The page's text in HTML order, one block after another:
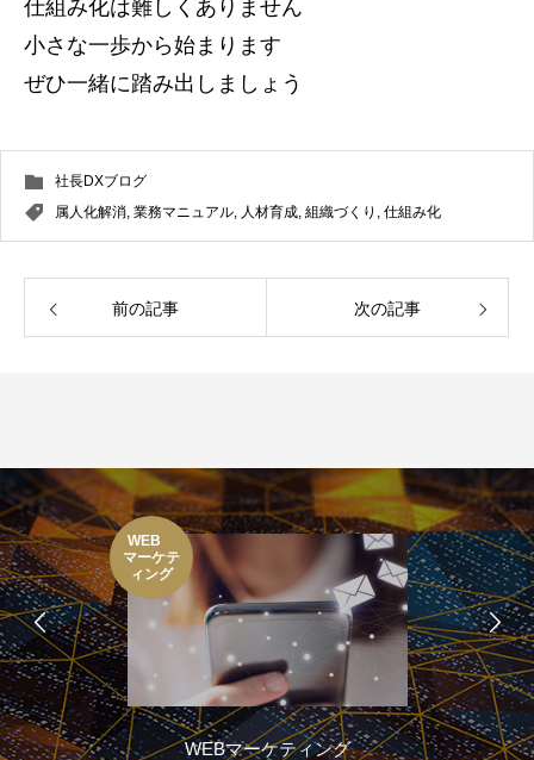
仕組み化は難しくありません
小さな一歩から始まります
ぜひ一緒に踏み出しましょう
社長DXブログ
属人化解消, 業務マニュアル, 人材育成, 組織づくり , 仕組み化
前の記事 次の記事
WEB
マーケテ
ィング
WEBマーケティング